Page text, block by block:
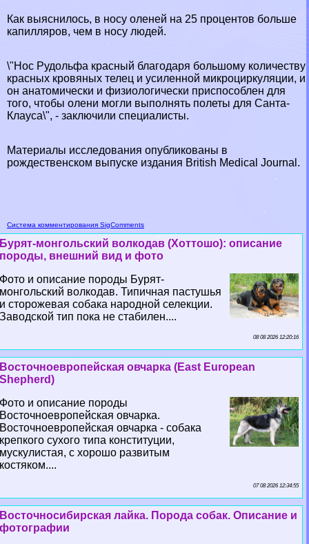
Как выяснилось, в носу оленей на 25 процентов больше
капилляров, чем в носу людей.
\"Нос Рудольфа красный благодаря большому количеству
красных кровяных телец и усиленной микроциркуляции, и
он анатомически и физиологически приспособлен для
того, чтобы олени могли выполнять полеты для Санта-
Клауса\", - заключили специалисты.
Материалы исследования опубликованы в
рождественском выпуске издания British Medical Journal.
Система комментирования SigComments
Бурят-монгольский волкодав (Хоттошо): описание
породы, внешний вид и фото
Фото и описание породы Бурят-
монгольский волкодав. Типичная пастушья
и сторожевая собака народной селекции.
Заводской тип пока не стабилен....
08 08 2026 12:20:16
Восточноевропейская овчарка (East European
Shepherd)
Фото и описание породы
Восточноевропейская овчарка.
Восточноевропейская овчарка - собака
крепкого сухого типа конституции,
мускулистая, с хорошо развитым
костяком....
07 08 2026 12:34:55
Восточносибирская лайка. Порода собак. Описание и
фотографии